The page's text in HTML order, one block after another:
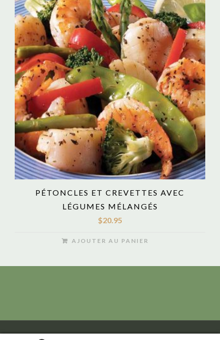
PÉTONCLES ET CREVETTES AVEC
LÉGUMES MÉLANGÉS
$20.95
AJOUTER AU PANIER
© Copyright China Moon Gatineau, QC Tel:(819) 663-7710